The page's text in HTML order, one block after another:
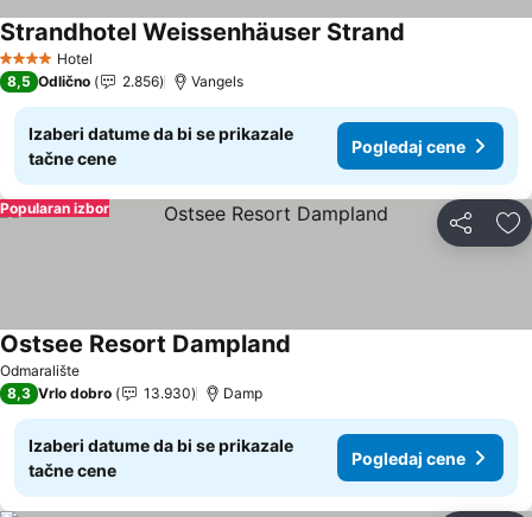
4 ZvezdiceHotel
Strandhotel Weissenhäuser Strand
8,5 Odlično 2.856 Vangels
Izaberi datume da bi se prikazale
tačne cene
Pogledaj cene
Deli
Popularan izbor
Odmaralište
Ostsee Resort Dampland
8,3 Vrlo dobro 13.930 Damp
Izaberi datume da bi se prikazale
tačne cene
Pogledaj cene